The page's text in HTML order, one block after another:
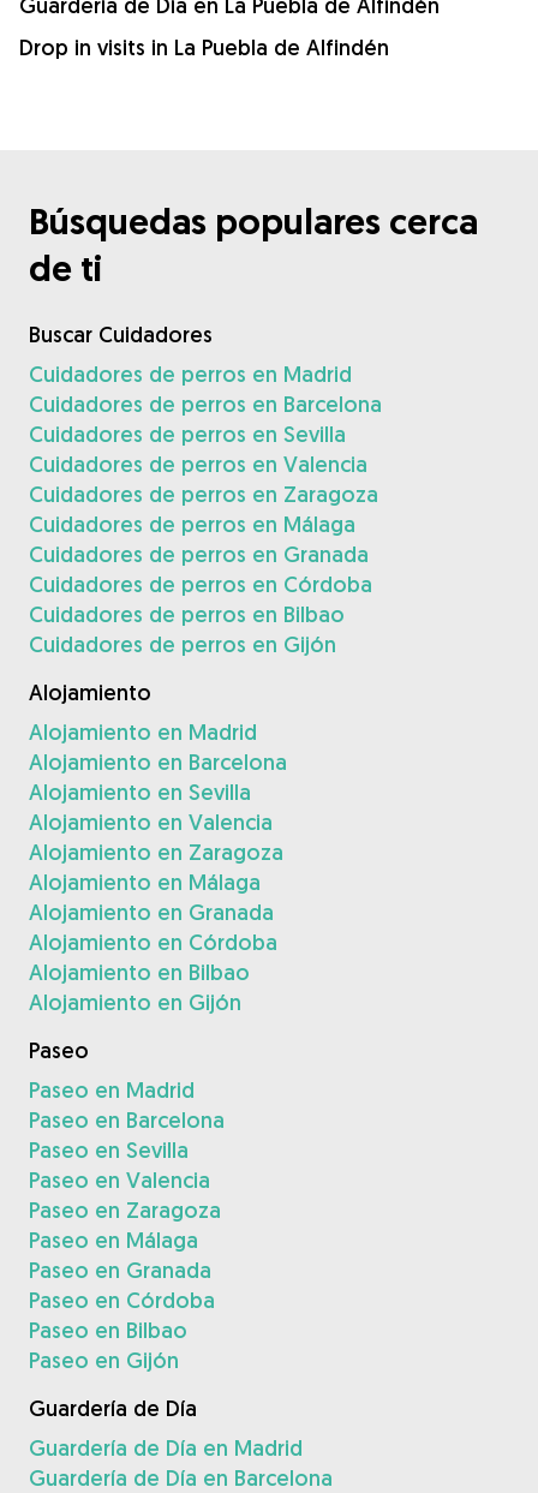
Drop in visits in La Puebla de Alfindén
Búsquedas populares cerca
de ti
Buscar Cuidadores
Cuidadores de perros en Madrid
Cuidadores de perros en Barcelona
Cuidadores de perros en Sevilla
Cuidadores de perros en Valencia
Cuidadores de perros en Zaragoza
Cuidadores de perros en Málaga
Cuidadores de perros en Granada
Cuidadores de perros en Córdoba
Cuidadores de perros en Bilbao
Cuidadores de perros en Gijón
Alojamiento
Alojamiento en Madrid
Alojamiento en Barcelona
Alojamiento en Sevilla
Alojamiento en Valencia
Alojamiento en Zaragoza
Alojamiento en Málaga
Alojamiento en Granada
Alojamiento en Córdoba
Alojamiento en Bilbao
Alojamiento en Gijón
Paseo
Paseo en Madrid
Paseo en Barcelona
Paseo en Sevilla
Paseo en Valencia
Paseo en Zaragoza
Paseo en Málaga
Paseo en Granada
Paseo en Córdoba
Paseo en Bilbao
Paseo en Gijón
Guardería de Día
Guardería de Día en Madrid
Guardería de Día en Barcelona